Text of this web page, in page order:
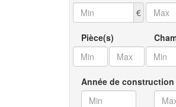
€
Pièce(s)
Année de construction